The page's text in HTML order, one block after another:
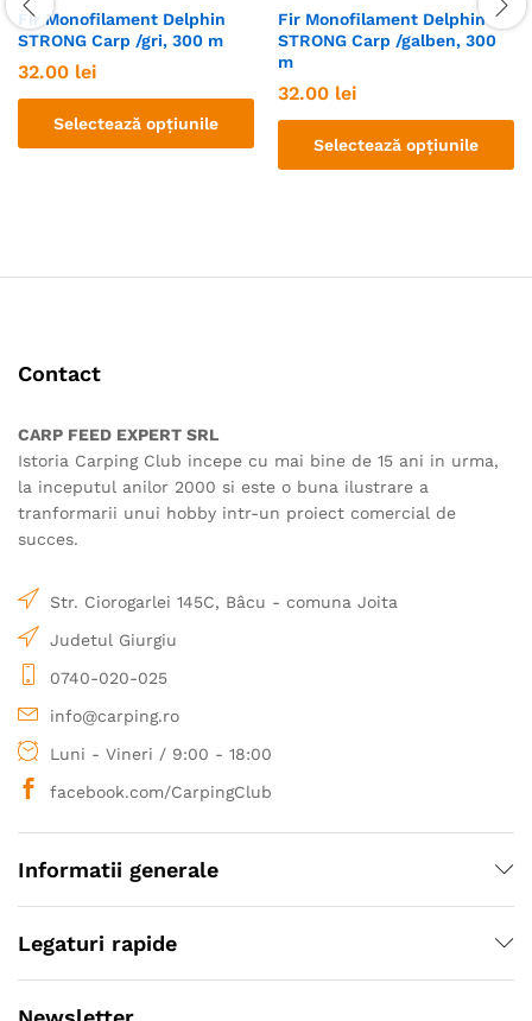
Fir Monofilament Delphin
STRONG Carp /gri, 300 m
32.00 lei
Selectează opțiunile
fi
produsului.
Fir Monofilament Delphin
STRONG Carp /galben, 300
m
32.00 lei
Selectează opțiunile
pagina
produsului.
Contact
CARP FEED EXPERT SRL
Istoria Carping Club incepe cu mai bine de 15 ani in urma,
la inceputul anilor 2000 si este o buna ilustrare a
tranformarii unui hobby intr-un proiect comercial de
succes.
Str. Ciorogarlei 145C, Bâcu - comuna Joita
Judetul Giurgiu
0740-020-025
info@carping.ro
Luni - Vineri / 9:00 - 18:00
facebook.com/CarpingClub
Informatii generale
Legaturi rapide